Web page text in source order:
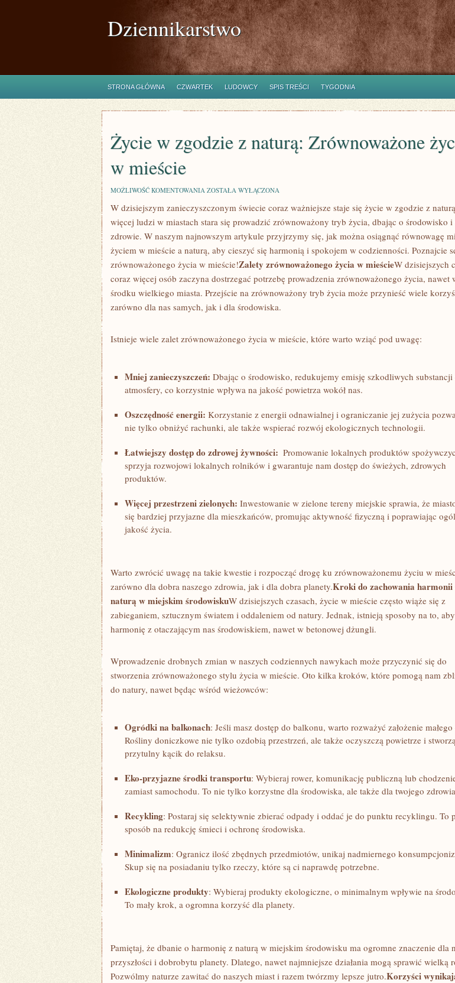
Dziennikarstwo
STRONA GŁÓWNA CZWARTEK LUDOWCY SPIS TREŚCI TYGODNIA
Życie w zgodzie z naturą: Zrównoważone
w mieście
MOŻLIWOŚĆ KOMENTOWANIA ŻYCIE
ZGODZIE
NATURĄ:
ZRÓWNOWAŻONE
ŻYCIE
W
MIEŚCIE
ZOSTAŁA WYŁĄCZONA
W dzisiejszym‌ zanieczyszczonym świecie coraz ważniejsze staje się życie w zgodzie‍ z
więcej ​ludzi w miastach‍ stara się prowadzić zrównoważony‍ tryb⁢ życia, dbając o środowisko i
zdrowie. W naszym najnowszym ⁣artykule przyjrzymy się, jak można osiągnąć⁢ równowagę
życiem w mieście ​a naturą, aby cieszyć się harmonią​ i spokojem w codzienności. Poznajcie
zrównoważonego ​życia w mieście!Zalety zrównoważonego życia w mieścieW⁤ dzisiejszych
coraz więcej osób zaczyna dostrzegać potrzebę prowadzenia zrównoważonego życia, nawet
środku wielkiego miasta. Przejście ‌na zrównoważony tryb życia może⁣ przynieść wiele
zarówno dla nas samych, jak i dla środowiska.
Istnieje wiele zalet zrównoważonego życia w mieście, które warto wziąć⁣ pod uwagę:
Mniej zanieczyszczeń: Dbając o środowisko, redukujemy ​emisję szkodliwych​ substancji
atmosfery, co korzystnie wpływa na jakość ‍powietrza wokół nas.
Oszczędność energii: Korzystanie z ⁢energii ⁤odnawialnej i ograniczanie jej zużycia
nie tylko ​obniżyć rachunki, ale także wspierać⁤ rozwój ekologicznych technologii.
Łatwiejszy dostęp do zdrowej żywności:
Promowanie‌ lokalnych produktów
sprzyja rozwojowi lokalnych rolników i⁢ gwarantuje nam ‍dostęp do świeżych, zdrowych
produktów.
Więcej przestrzeni zielonych: Inwestowanie w zielone tereny miejskie sprawia, że
się bardziej ⁤przyjazne​ dla mieszkańców, promując aktywność fizyczną i poprawiając
jakość życia.
Warto zwrócić uwagę na takie kwestie i rozpocząć drogę ku zrównoważonemu życiu w
zarówno dla dobra naszego zdrowia, jak i dla dobra planety.Kroki do zachowania harmonii⁤
naturą​ w miejskim środowiskuW dzisiejszych czasach,‍ życie w mieście często wiąże się‍ z
zabieganiem, sztucznym światem i oddaleniem od natury. ​Jednak,​ istnieją sposoby na to,
harmonię z otaczającym nas środowiskiem, ⁣nawet w betonowej dżungli.
Wprowadzenie drobnych​ zmian w naszych codziennych nawykach może przyczynić się do
stworzenia‍ zrównoważonego stylu życia w mieście.‌ Oto kilka kroków, które pomogą nam
do natury, nawet będąc wśród wieżowców:
Ogródki na balkonach: Jeśli ⁤masz dostęp do ‌balkonu, warto rozważyć założenie
Rośliny doniczkowe nie ‍tylko ozdobią przestrzeń, ale⁤ także oczyszczą powietrze i
przytulny kącik do relaksu.
Eko-przyjazne środki ⁣transportu: Wybieraj⁣ rower, komunikację publiczną lub
zamiast samochodu. To nie tylko korzystne dla środowiska, ale także dla twojego
Recykling: Postaraj się selektywnie zbierać odpady i oddać je do punktu recyklingu. To
sposób na redukcję śmieci i ochronę środowiska.
Minimalizm: Ogranicz ilość zbędnych przedmiotów, unikaj nadmiernego
Skup się na posiadaniu​ tylko rzeczy, które są‌ ci naprawdę potrzebne.
Ekologiczne produkty:‌ Wybieraj produkty ekologiczne, o minimalnym wpływie na
To mały krok, a ogromna korzyść dla planety.
Pamiętaj, że dbanie o harmonię z naturą ⁢w miejskim środowisku‍ ma ogromne znaczenie dla
przyszłości i dobrobytu planety. Dlatego, nawet najmniejsze działania mogą ‌sprawić wielką
Pozwólmy naturze zawitać do⁢ naszych miast i razem twórzmy lepsze jutro.Korzyści